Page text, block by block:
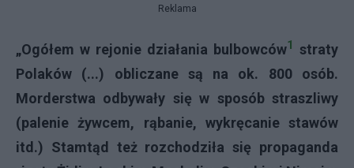
Reklama
„Ogółem w rejonie działania bulbowców1
straty
Polaków (...) obliczane są na ok. 800 osób.
Morderstwa odbywały się w sposób straszliwy
(palenie żywcem, rąbanie, wykręcanie stawów
itd.) Stamtąd też rozchodziła się propaganda